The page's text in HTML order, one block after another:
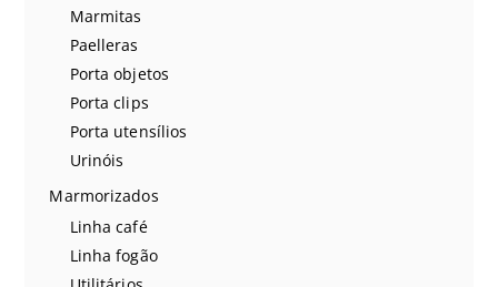
Marmitas
Paelleras
Porta objetos
Porta clips
Porta utensílios
Urinóis
Marmorizados
Linha café
Linha fogão